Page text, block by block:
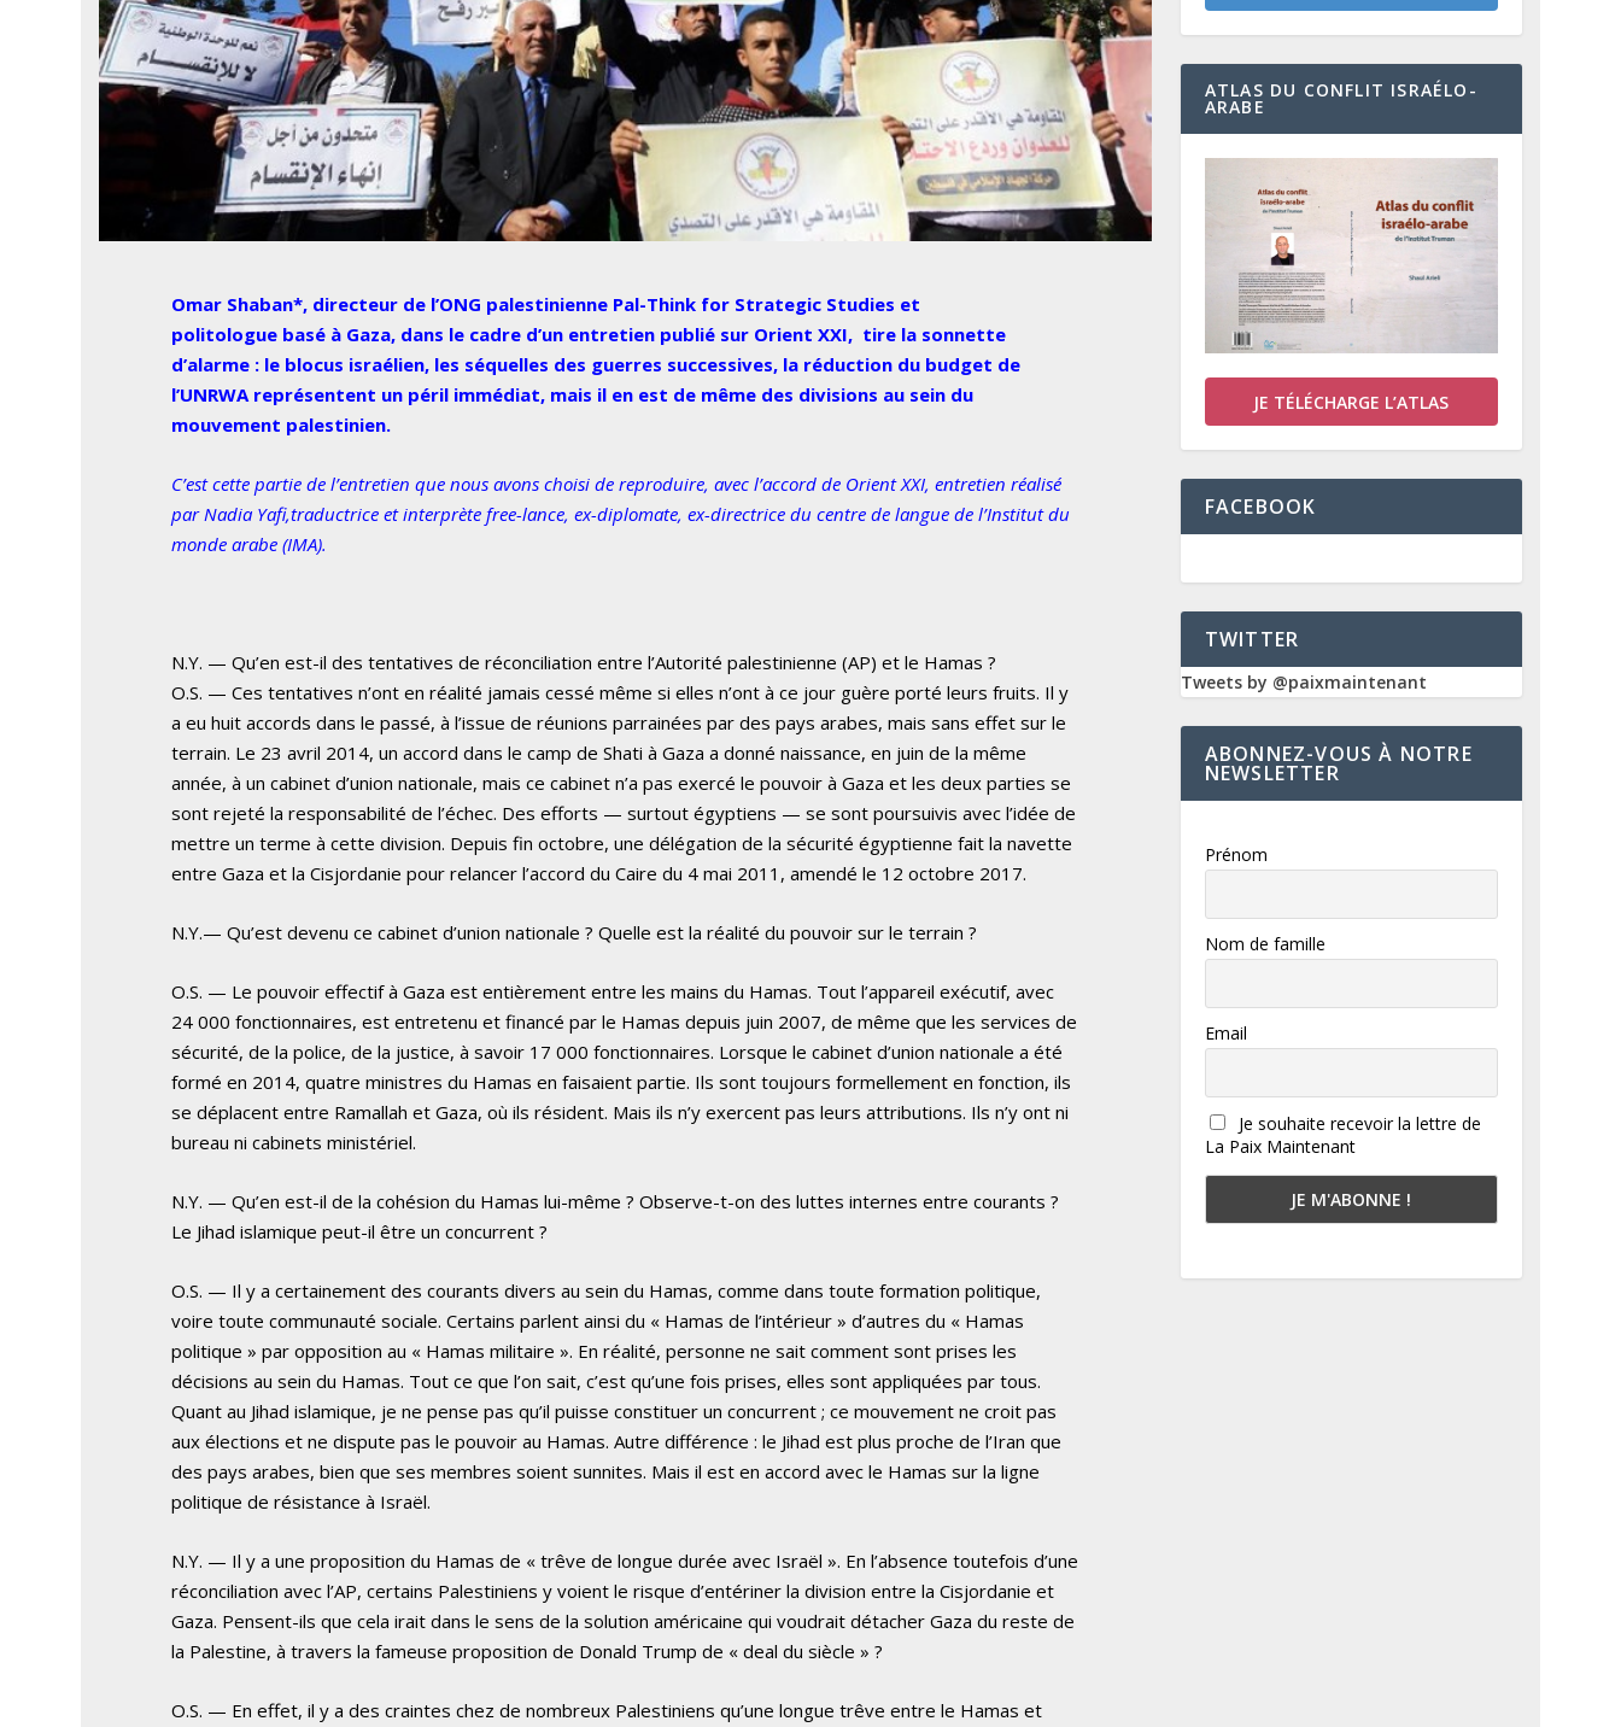
Omar Shaban*, directeur de l’ONG palestinienne Pal-Think for Strategic Studies et
politologue basé à Gaza, dans le cadre d’un entretien publié sur Orient XXI, tire la sonnette
d’alarme : le blocus israélien, les séquelles des guerres successives, la réduction du budget de
l’UNRWA représentent un péril immédiat, mais il en est de même des divisions au sein du
mouvement palestinien.
C’est cette partie de l’entretien que nous avons choisi de reproduire, avec l’accord de Orient XXI, entretien réalisé
par Nadia Yafi,traductrice et interprète free-lance, ex-diplomate, ex-directrice du centre de langue de l’Institut du
monde arabe (IMA).
N.Y. — Qu’en est-il des tentatives de réconciliation entre l’Autorité palestinienne (AP) et le Hamas ?
O.S. — Ces tentatives n’ont en réalité jamais cessé même si elles n’ont à ce jour guère porté leurs fruits. Il y
a eu huit accords dans le passé, à l’issue de réunions parrainées par des pays arabes, mais sans effet sur le
terrain. Le 23 avril 2014, un accord dans le camp de Shati à Gaza a donné naissance, en juin de la même
année, à un cabinet d’union nationale, mais ce cabinet n’a pas exercé le pouvoir à Gaza et les deux parties se
sont rejeté la responsabilité de l’échec. Des efforts — surtout égyptiens — se sont poursuivis avec l’idée de
mettre un terme à cette division. Depuis fin octobre, une délégation de la sécurité égyptienne fait la navette
entre Gaza et la Cisjordanie pour relancer l’accord du Caire du 4 mai 2011, amendé le 12 octobre 2017.
N.Y.— Qu’est devenu ce cabinet d’union nationale ? Quelle est la réalité du pouvoir sur le terrain ?
O.S. — Le pouvoir effectif à Gaza est entièrement entre les mains du Hamas. Tout l’appareil exécutif, avec
24 000 fonctionnaires, est entretenu et financé par le Hamas depuis juin 2007, de même que les services de
sécurité, de la police, de la justice, à savoir 17 000 fonctionnaires. Lorsque le cabinet d’union nationale a été
formé en 2014, quatre ministres du Hamas en faisaient partie. Ils sont toujours formellement en fonction, ils
se déplacent entre Ramallah et Gaza, où ils résident. Mais ils n’y exercent pas leurs attributions. Ils n’y ont ni
bureau ni cabinets ministériel.
N.Y. — Qu’en est-il de la cohésion du Hamas lui-même ? Observe-t-on des luttes internes entre courants ?
Le Jihad islamique peut-il être un concurrent ?
O.S. — Il y a certainement des courants divers au sein du Hamas, comme dans toute formation politique,
voire toute communauté sociale. Certains parlent ainsi du « Hamas de l’intérieur » d’autres du « Hamas
politique » par opposition au « Hamas militaire ». En réalité, personne ne sait comment sont prises les
décisions au sein du Hamas. Tout ce que l’on sait, c’est qu’une fois prises, elles sont appliquées par tous.
Quant au Jihad islamique, je ne pense pas qu’il puisse constituer un concurrent ; ce mouvement ne croit pas
aux élections et ne dispute pas le pouvoir au Hamas. Autre différence : le Jihad est plus proche de l’Iran que
des pays arabes, bien que ses membres soient sunnites. Mais il est en accord avec le Hamas sur la ligne
politique de résistance à Israël.
N.Y. — Il y a une proposition du Hamas de « trêve de longue durée avec Israël ». En l’absence toutefois d’une
réconciliation avec l’AP, certains Palestiniens y voient le risque d’entériner la division entre la Cisjordanie et
Gaza. Pensent-ils que cela irait dans le sens de la solution américaine qui voudrait détacher Gaza du reste de
la Palestine, à travers la fameuse proposition de Donald Trump de « deal du siècle » ?
O.S. — En effet, il y a des craintes chez de nombreux Palestiniens qu’une longue trêve entre le Hamas et
DON
ATLAS DU CONFLIT ISRAÉLO-
ARABE
JE TÉLÉCHARGE L’ATLAS
FACEBOOK
TWITTER
Tweets by @paixmaintenant
ABONNEZ-VOUS À NOTRE
NEWSLETTER
Prénom
Nom de famille
Email
Je souhaite recevoir la lettre de
La Paix Maintenant